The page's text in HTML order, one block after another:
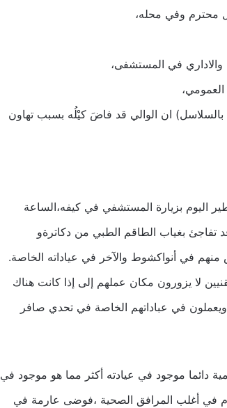
بالسلاسل) ان الوالي قد فاضَ كيْلُه بسبب تهاون
اليوم بزيارة المستشفي في كيفه،الساعة
بغياب الطاقم الطبي من دكاترةو
في أنواكشوط والآخر في عياداته الخاصة.
لا يزورون مكان عملهم إلى إذا كانت هناك
في عباداتهم الخاصة في تحدي صافر
دائما موجود في عيادته أكثر مما هو موجود في
في أغلب المرافق الصحية ،فوضى عارمة في